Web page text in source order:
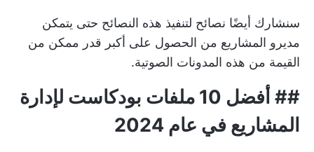
سنشارك أيضًا نصائح لتنفيذ هذه النصائح حتى يتمكن
مديرو المشاريع من الحصول على أكبر قدر ممكن من
القيمة من هذه المدونات الصوتية.
## أفضل 10 ملفات بودكاست لإدارة
المشاريع في عام 2024